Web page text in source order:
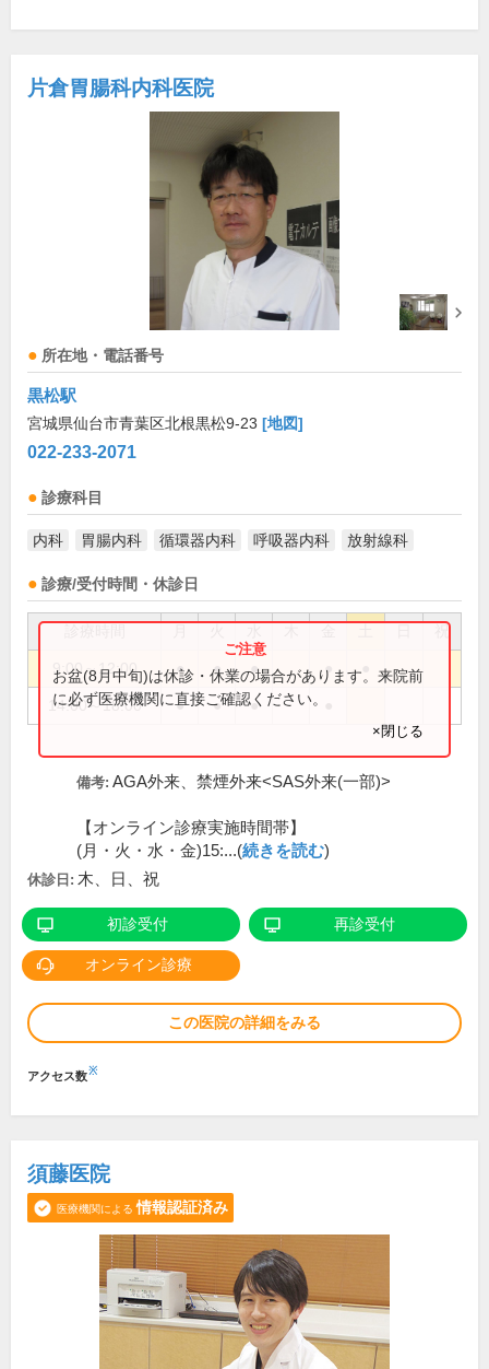
片倉胃腸科内科医院
所在地・電話番号
黒松駅
宮城県仙台市青葉区北根黒松9-23 [地図]
022-233-2071
診療科目
内科 胃腸内科 循環器内科 呼吸器内科 放射線科
診療/受付時間・休診日
祝
9:00～12:00 ● ● ● ●
14:00～18:00 ● ● ●
お盆(8月中旬)は休診・休業の場合があります。来院前
に必ず医療機関に直接ご確認ください。
×閉じる
備考: AGA外来、禁煙外来<SAS外来(一部)>
【オンライン診療実施時間帯】
(月・火・水・金)15:...(続きを読む)
休診日: 木、日、祝
初診受付 再診受付
オンライン診療
この医院の詳細をみる
アクセス数※
須藤医院
医療機関による 情報認証済み